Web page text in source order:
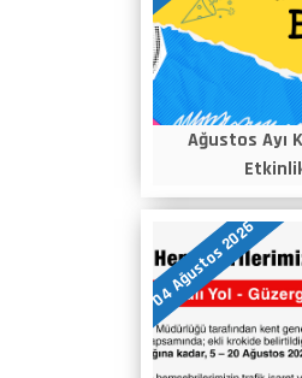
Ağustos Ayı
04 Ağustos 2026